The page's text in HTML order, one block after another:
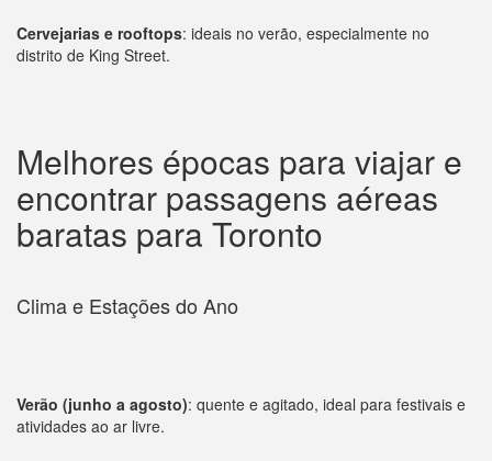
Cervejarias e rooftops: ideais no verão, especialmente no
distrito de King Street.
Melhores épocas para viajar e
encontrar passagens aéreas
baratas para Toronto
Clima e Estações do Ano
Verão (junho a agosto): quente e agitado, ideal para festivais e
atividades ao ar livre.